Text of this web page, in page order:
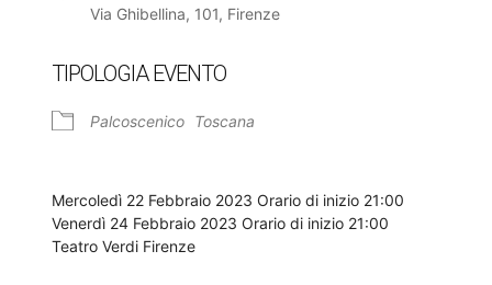
Via Ghibellina, 101, Firenze
TIPOLOGIA EVENTO
Palcoscenico Toscana
Mercoledì 22 Febbraio 2023 Orario di inizio 21:00
Venerdì 24 Febbraio 2023 Orario di inizio 21:00
Teatro Verdi Firenze